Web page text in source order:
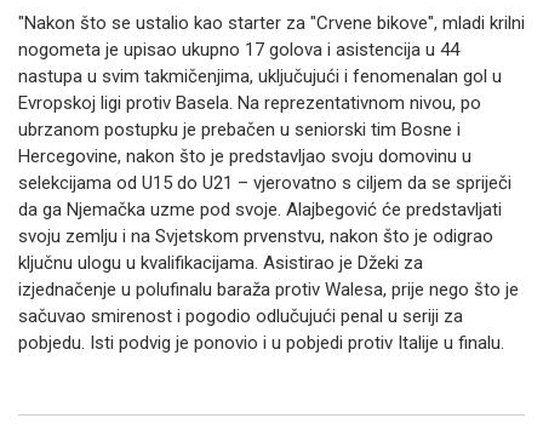
"Nakon što se ustalio kao starter za "Crvene bikove", mladi krilni
nogometa je upisao ukupno 17 golova i asistencija u 44
nastupa u svim takmičenjima, uključujući i fenomenalan gol u
Evropskoj ligi protiv Basela. Na reprezentativnom nivou, po
ubrzanom postupku je prebačen u seniorski tim Bosne i
Hercegovine, nakon što je predstavljao svoju domovinu u
selekcijama od U15 do U21 – vjerovatno s ciljem da se spriječi
da ga Njemačka uzme pod svoje. Alajbegović će predstavljati
svoju zemlju i na Svjetskom prvenstvu, nakon što je odigrao
ključnu ulogu u kvalifikacijama. Asistirao je Džeki za
izjednačenje u polufinalu baraža protiv Walesa, prije nego što je
sačuvao smirenost i pogodio odlučujući penal u seriji za
pobjedu. Isti podvig je ponovio i u pobjedi protiv Italije u finalu.